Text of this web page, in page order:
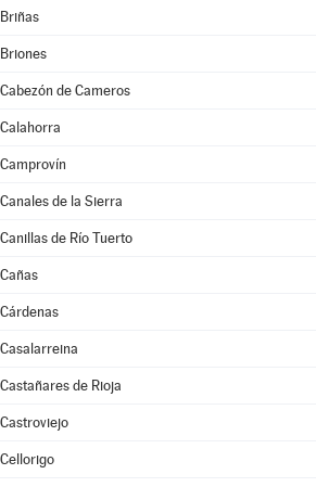
Briñas
Briones
Cabezón de Cameros
Calahorra
Camprovín
Canales de la Sierra
Canillas de Río Tuerto
Cañas
Cárdenas
Casalarreina
Castañares de Rioja
Castroviejo
Cellorigo